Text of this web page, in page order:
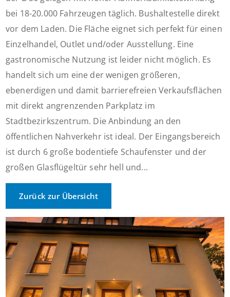
bei 18-20.000 Fahrzeugen täglich. Bushaltestelle direkt
vor dem Laden. Die Fläche eignet sich perfekt für einen
Einzelhandel, Outlet und/oder Ausstellung. Eine
gastronomische Nutzung ist leider nicht möglich. Es
handelt sich um eine der wenigen größeren,
ebenerdigen und damit barrierefreien Verkaufsflächen
mit direkt angrenzenden Parkplatz im
Stadtbezirkszentrum. Die Anbindung an den
öffentlichen Nahverkehr ist ideal. Der Eingangsbereich
ist durch 6 große bodentiefe Schaufenster und der
großen Glasflügeltür sehr hell und...
Zurück zur Übersicht